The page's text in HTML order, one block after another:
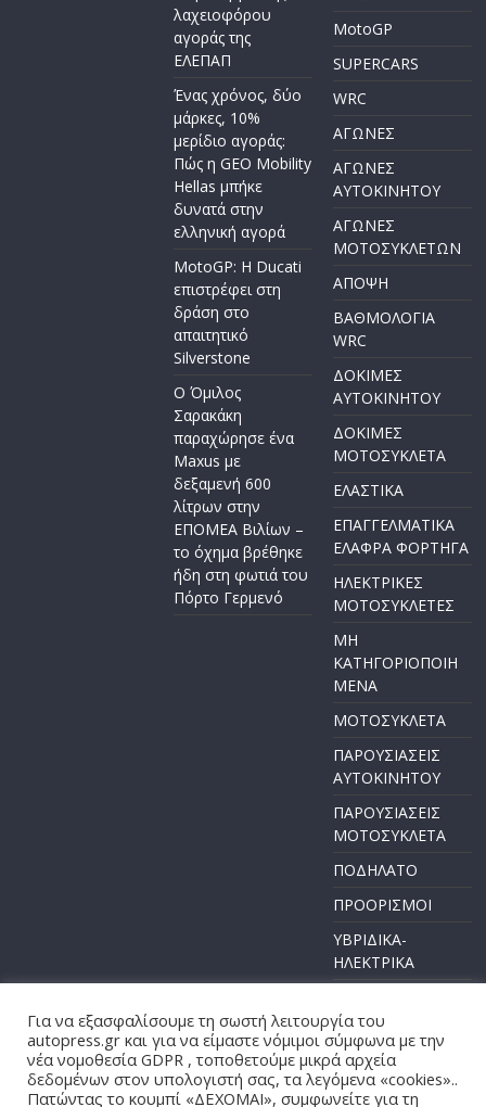
λαχειοφόρου
αγοράς της
ΕΛΕΠΑΠ
Ένας χρόνος, δύο
μάρκες, 10%
μερίδιο αγοράς:
Πώς η GEO Mobility
Hellas μπήκε
δυνατά στην
ελληνική αγορά
MotoGP: Η Ducati
επιστρέφει στη
δράση στο
απαιτητικό
Silverstone
Ο Όμιλος
Σαρακάκη
παραχώρησε ένα
Maxus με
δεξαμενή 600
λίτρων στην
ΕΠΟΜΕΑ Βιλίων –
το όχημα βρέθηκε
ήδη στη φωτιά του
Πόρτο Γερμενό
MotoGP
SUPERCARS
WRC
ΑΓΩΝΕΣ
ΑΓΩΝΕΣ
AYTOKINHTOY
ΑΓΩΝΕΣ
ΜΟΤΟΣΥΚΛΕΤΩΝ
ΑΠΟΨΗ
ΒΑΘΜΟΛΟΓΙΑ
WRC
ΔΟΚΙΜΕΣ
ΑΥΤΟΚΙΝΗΤΟΥ
ΔΟΚΙΜΕΣ
ΜΟΤΟΣΥΚΛΕΤΑ
ΕΛΑΣΤΙΚΑ
ΕΠΑΓΓΕΛΜΑΤΙΚΑ
ΕΛΑΦΡΑ ΦΟΡΤΗΓΑ
ΗΛΕΚΤΡΙΚΕΣ
ΜΟΤΟΣΥΚΛΕΤΕΣ
ΜΗ
ΚΑΤΗΓΟΡΙΟΠΟΙΗ
ΜΕΝΑ
ΜΟΤΟΣΥΚΛΕΤΑ
ΠΑΡΟΥΣΙΑΣΕΙΣ
ΑΥΤΟΚΙΝΗΤΟΥ
ΠΑΡΟΥΣΙΑΣΕΙΣ
ΜΟΤΟΣΥΚΛΕΤΑ
ΠΟΔΗΛΑΤΟ
ΠΡΟΟΡΙΣΜΟΙ
ΥΒΡΙΔΙΚΑ-
ΗΛΕΚΤΡΙΚΑ
Πνευματικά Δικαιώματα © 2026AUTOPRESS . Τα πνευματικά
δικαιώματα προστατεύονται.
Για να εξασφαλίσουμε τη σωστή λειτουργία του
autopress.gr και για να είμαστε νόμιμοι σύμφωνα με την
νέα νομοθεσία GDPR , τοποθετούμε μικρά αρχεία
δεδομένων στον υπολογιστή σας, τα λεγόμενα «cookies»..
Πατώντας το κουμπί «ΔΕΧΟΜΑΙ», συμφωνείτε για τη